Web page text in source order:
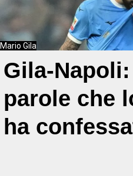
Mario Gila
Gila-
parole che
ha